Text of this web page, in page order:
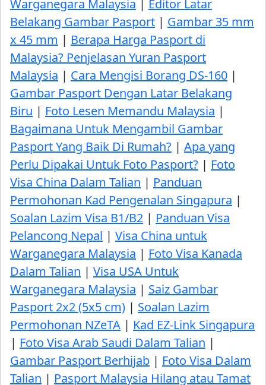
Warganegara Malaysia | Editor Latar
Belakang Gambar Pasport | Gambar 35 mm
x 45 mm | Berapa Harga Pasport di
Malaysia? Penjelasan Yuran Pasport
Malaysia | Cara Mengisi Borang DS-160 |
Gambar Pasport Dengan Latar Belakang
Biru | Foto Lesen Memandu Malaysia |
Bagaimana Untuk Mengambil Gambar
Pasport Yang Baik Di Rumah? | Apa yang
Perlu Dipakai Untuk Foto Pasport? | Foto
Visa China Dalam Talian | Panduan
Permohonan Kad Pengenalan Singapura |
Soalan Lazim Visa B1/B2 | Panduan Visa
Pelancong Nepal | Visa China untuk
Warganegara Malaysia | Foto Visa Kanada
Dalam Talian | Visa USA Untuk
Warganegara Malaysia | Saiz Gambar
Pasport 2x2 (5x5 cm) | Soalan Lazim
Permohonan NZeTA | Kad EZ-Link Singapura
| Foto Visa Arab Saudi Dalam Talian |
Gambar Pasport Berhijab | Foto Visa Dalam
Talian | Pasport Malaysia Hilang atau Tamat